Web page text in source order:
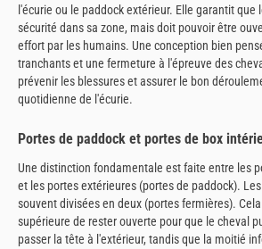
l'écurie ou le paddock extérieur. Elle garantit que
sécurité dans sa zone, mais doit pouvoir être
effort par les humains. Une conception bien
tranchants et une fermeture à l'épreuve des
prévenir les blessures et assurer le bon
quotidienne de l'écurie.
Portes de paddock et portes de box
Une distinction fondamentale est faite entre les
et les portes extérieures (portes de paddock). Les
souvent divisées en deux (portes fermières).
supérieure de rester ouverte pour que le cheval
passer la tête à l'extérieur, tandis que la moitié